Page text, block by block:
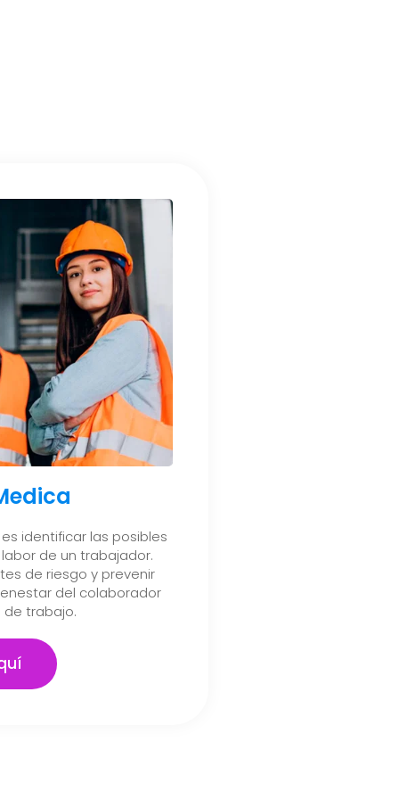
identificar las posibles
de un trabajador.
de riesgo y prevenir
del colaborador
trabajo.